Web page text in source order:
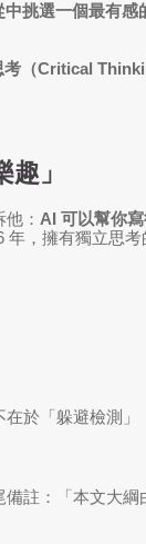
挑選一個最有感
（Critical
」
： AI 可以幫你
，擁有獨立思考
於「躲避檢測」
註：「本文大綱